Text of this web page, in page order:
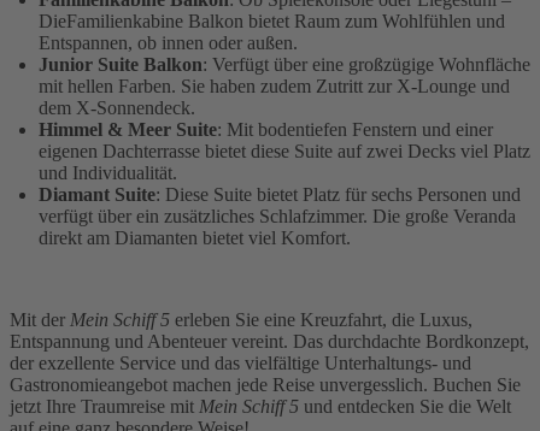
DieFamilienkabine Balkon bietet Raum zum Wohlfühlen und
Entspannen, ob innen oder außen.
Junior Suite Balkon: Verfügt über eine großzügige Wohnfläche
mit hellen Farben. Sie haben zudem Zutritt zur X-Lounge und
dem X-Sonnendeck.
Himmel & Meer Suite: Mit bodentiefen Fenstern und einer
eigenen Dachterrasse bietet diese Suite auf zwei Decks viel Platz
und Individualität.
Diamant Suite: Diese Suite bietet Platz für sechs Personen und
verfügt über ein zusätzliches Schlafzimmer. Die große Veranda
direkt am Diamanten bietet viel Komfort.
Mit der Mein Schiff 5 erleben Sie eine Kreuzfahrt, die Luxus,
Entspannung und Abenteuer vereint. Das durchdachte Bordkonzept,
der exzellente Service und das vielfältige Unterhaltungs- und
Gastronomieangebot machen jede Reise unvergesslich. Buchen Sie
jetzt Ihre Traumreise mit Mein Schiff 5 und entdecken Sie die Welt